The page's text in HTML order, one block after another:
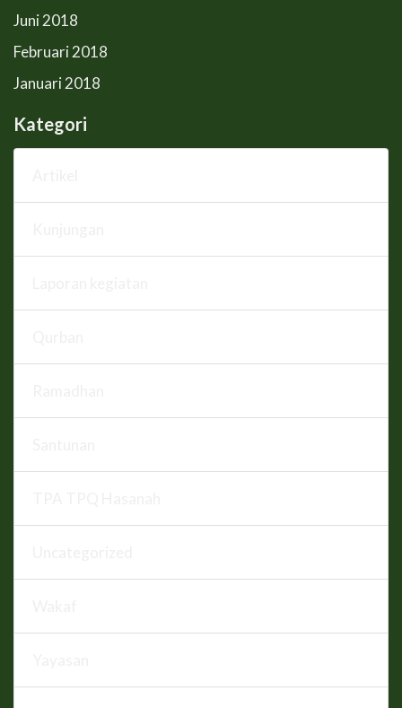
Juni 2018
Februari 2018
Januari 2018
Kategori